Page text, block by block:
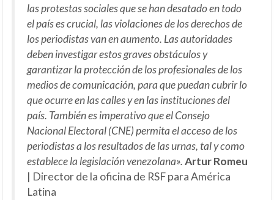
las protestas sociales que se han desatado en todo
el país es crucial, las violaciones de los derechos de
los periodistas van en aumento. Las autoridades
deben investigar estos graves obstáculos y
garantizar la protección de los profesionales de los
medios de comunicación, para que puedan cubrir lo
que ocurre en las calles y en las instituciones del
país. También es imperativo que el Consejo
Nacional Electoral (CNE) permita el acceso de los
periodistas a los resultados de las urnas, tal y como
establece la legislación venezolana».Artur Romeu
| Director de la oficina de RSF para América
Latina